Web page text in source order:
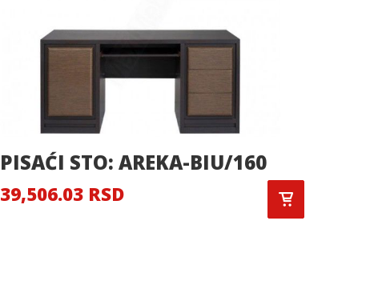
PISAĆI STO: AREKA-BIU/160
39,506.03 RSD